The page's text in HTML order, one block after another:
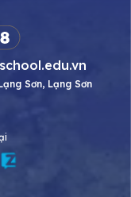
Sơn, Lạng Sơn